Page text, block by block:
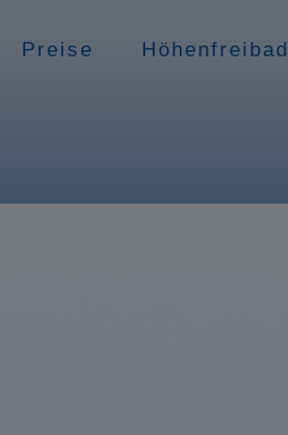
Preise Höhenfreibad